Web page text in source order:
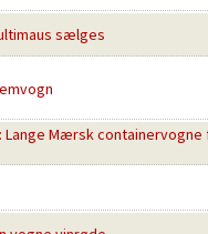
sælges
Mærsk containervogne